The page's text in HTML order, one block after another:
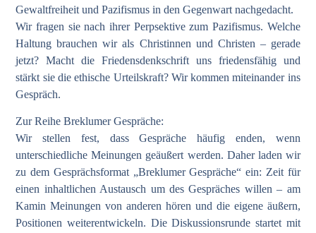
Gewaltfreiheit und Pazifismus in den Gegenwart nachgedacht.
Wir fragen sie nach ihrer Perpsektive zum Pazifismus. Welche
Haltung brauchen wir als Christinnen und Christen – gerade
jetzt? Macht die Friedensdenkschrift uns friedensfähig und
stärkt sie die ethische Urteilskraft? Wir kommen miteinander ins
Gespräch.
Zur Reihe Breklumer Gespräche:
Wir stellen fest, dass Gespräche häufig enden, wenn
unterschiedliche Meinungen geäußert werden. Daher laden wir
zu dem Gesprächsformat „Breklumer Gespräche“ ein: Zeit für
einen inhaltlichen Austausch um des Gespräches willen – am
Kamin Meinungen von anderen hören und die eigene äußern,
Positionen weiterentwickeln. Die Diskussionsrunde startet mit